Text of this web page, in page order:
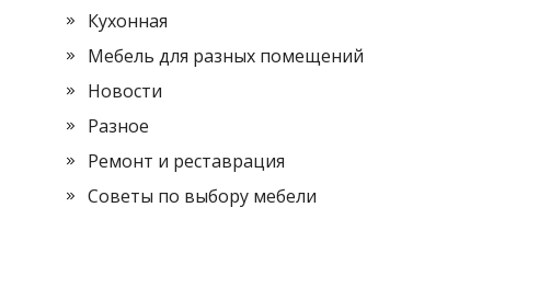
Кухонная
Мебель для разных помещений
Новости
Разное
Ремонт и реставрация
Советы по выбору мебели